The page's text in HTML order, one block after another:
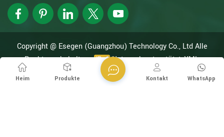
Copyright @ Esegen (Guangzhou) Technology Co., Ltd Alle
Rechte vorbehalten.
Netzwerk unterstützt XML
Datenschutzrichtlinie
Heim Produkte WhatsApp
Kontakt